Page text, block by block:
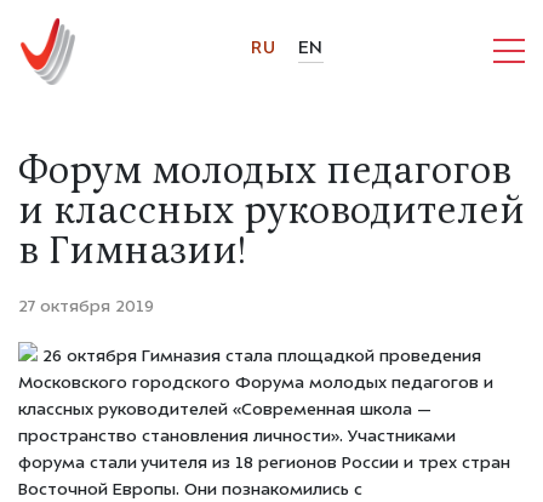
RU EN
Форум молодых педагогов
и классных руководителей
в Гимназии!
27 октября 2019
26 октября Гимназия стала площадкой проведения
Московского городского Форума молодых педагогов и
классных руководителей «Современная школа —
пространство становления личности». Участниками
форума стали учителя из 18 регионов России и трех стран
Восточной Европы. Они познакомились с